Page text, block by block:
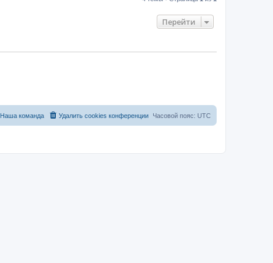
Перейти
Часовой пояс: UTC
Удалить cookies конференции
Наша команда